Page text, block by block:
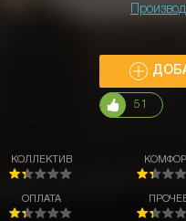
51
КОЛЛЕКТИВ
ОПЛАТА